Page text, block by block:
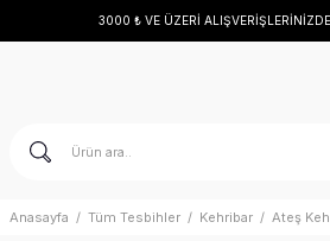
3000 ₺ VE ÜZERİ
Anasayfa Tüm Tesbihler Kehribar Ateş